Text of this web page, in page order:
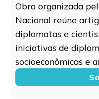
Obra organizada
Nacional reúne
diplomatas e
iniciativas de
socioeconômicas e